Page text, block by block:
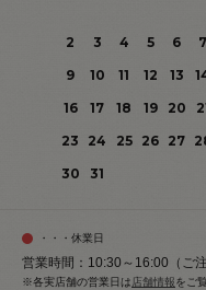
2
3 4 5 6 7
9
10 11 12 13
16
17 18 19 20
23
24 25 26 27
30
31
・・・休業日
営業時間：10:30～16:00（ご
※各実店舗の営業日は 店舗情報をご